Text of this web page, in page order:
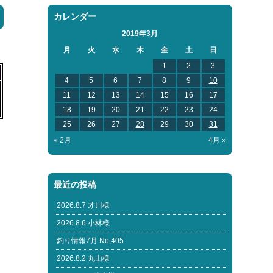
カレンダー
2019年3月
月
火 水 木 金 土
日
1
2
3
4
5 6 7 8 9
10
11
12 13 14 15 16
17
18
19 20 21 22 23
24
25
26 27 28 29 30
31
« 2月
4月 »
最近の投稿
2026.8.7 才川様
2026.8.6 小林様
釣り情報7月 No,405
2026.8.2 丸山様